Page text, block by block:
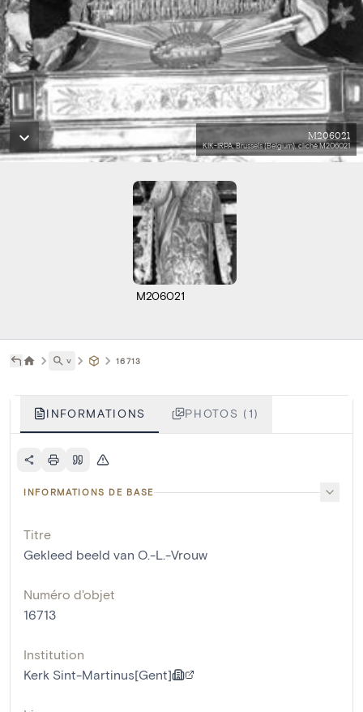
M206021
KIK-IRPA, Brussels (Belgium), cliché M206021
M206021
˅ 16713
INFORMATIONS PHOTOS (1)
INFORMATIONS DE BASE
Titre
Gekleed beeld van O.-L.-Vrouw
Numéro d'objet
16713
Institution
Kerk Sint-Martinus[Gent]